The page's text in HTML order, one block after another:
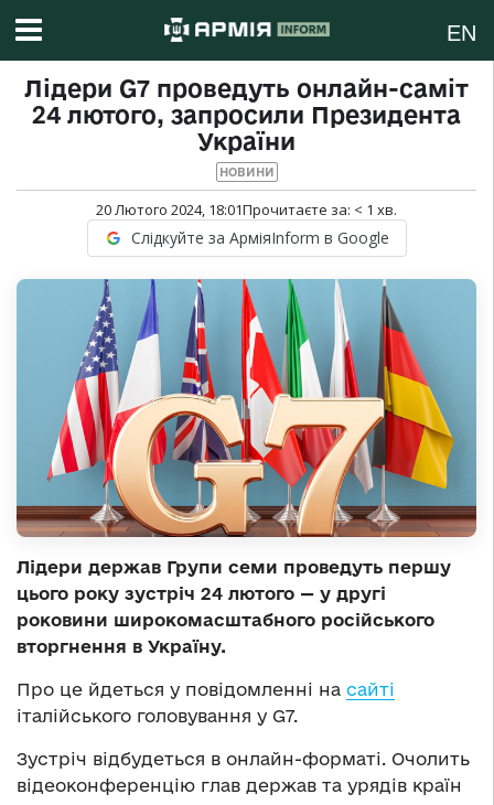
EN
Лідери G7 проведуть онлайн-саміт
24 лютого, запросили Президента
України
НОВИНИ
20 Лютого 2024, 18:01Прочитаєте за: < 1 хв.
Слідкуйте за АрміяInform в Google
Лідери держав Групи семи проведуть першу
цього року зустріч 24 лютого — у другі
роковини широкомасштабного російського
вторгнення в Україну.
Про це йдеться у повідомленні на сайті
італійського головування у G7.
Зустріч відбудеться в онлайн-форматі. Очолить
відеоконференцію глав держав та урядів країн